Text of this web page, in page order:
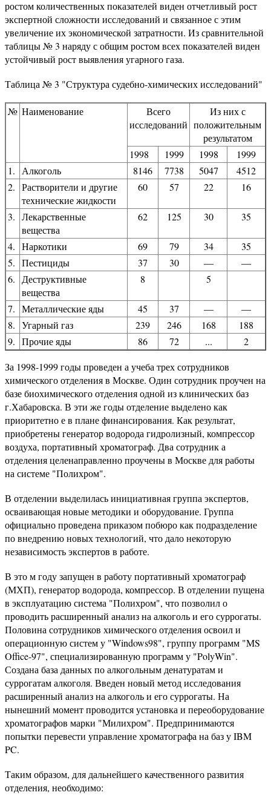
ростом количественных показателей виден отчетливый рост
экспертной сложности исследований и связанное с этим
увеличение их экономической затратности. Из сравнительной
таблицы № 3 наряду с общим ростом всех показателей виден
устойчивый рост выявления угарного газа.
Таблица № 3 "Структура судебно-химических исследований"
№ Наименование
Всего
исследований
Из них с
положительным
результатом
1998
1999 1998
1999
1.
Алкоголь 8146 7738 5047
4512
2. Растворители и другие
технические жидкости
60 57 22 16
3. Лекарственные
вещества
62 125 30 35
4. Наркотики 69 79 34
35
5. Пестициды 37 30 —
—
6.
Деструктивные
вещества
8 5
7. Металлические яды 45 37 —
—
8. Угарный газ 239 246 168
188
9. Прочие яды 86 72 ...
2
За 1998-1999 годы проведен а учеба трех сотрудников
химического отделения в Москве. Один сотрудник проучен на
базе биохимического отделения одной из клинических баз
г.Хабаровска. В эти же годы отделение выделено как
приоритетно е в плане финансирования. Как результат,
приобретены генератор водорода гидролизный, компрессор
воздуха, портативный хроматограф. Два сотрудник а
отделения целенаправленно проучены в Москве для работы
на системе "Полихром".
В отделении выделилась инициативная группа экспертов,
осваивающая новые методики и оборудование. Группа
официально проведена приказом побюро как подразделение
по внедрению новых технологий, что дало некоторую
независимость экспертов в работе.
В это м году запущен в работу портативный хроматограф
(МХП), генератор водорода, компрессор. В отделении пущена
в эксплуатацию система "Полихром", что позволил о
проводить расширенный анализ на алкоголь и его суррогаты.
Половина сотрудников химического отделения освоил и
операционную систем у "Windows98", группу программ "MS
Office-97", специализированную программ у "PolyWin".
Создана база данных по алкогольным денатуратам и
суррогатам алкоголя. Введен новый метод исследования
расширенный анализ на алкоголь и его суррогаты. На
нынешний момент проводится установка и переоборудование
хроматографов марки "Милихром". Предпринимаются
попытки перевести управление хроматографа на баз у IBM
PC.
Таким образом, для дальнейшего качественного развития
отделения, необходимо: